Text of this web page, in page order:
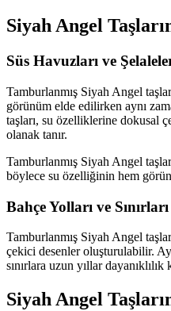
Siyah Angel
Süs Havuzları ve
Tamburlanmış Siyah Angel
görünüm elde edilirken aynı
taşları, su özelliklerine dokusal
olanak tanır.
Tamburlanmış Siyah Angel
böylece su özelliğinin hem
Bahçe Yolları ve Sınırları
Tamburlanmış Siyah Angel
çekici desenler oluşturulabilir.
sınırlara uzun yıllar
Siyah Angel